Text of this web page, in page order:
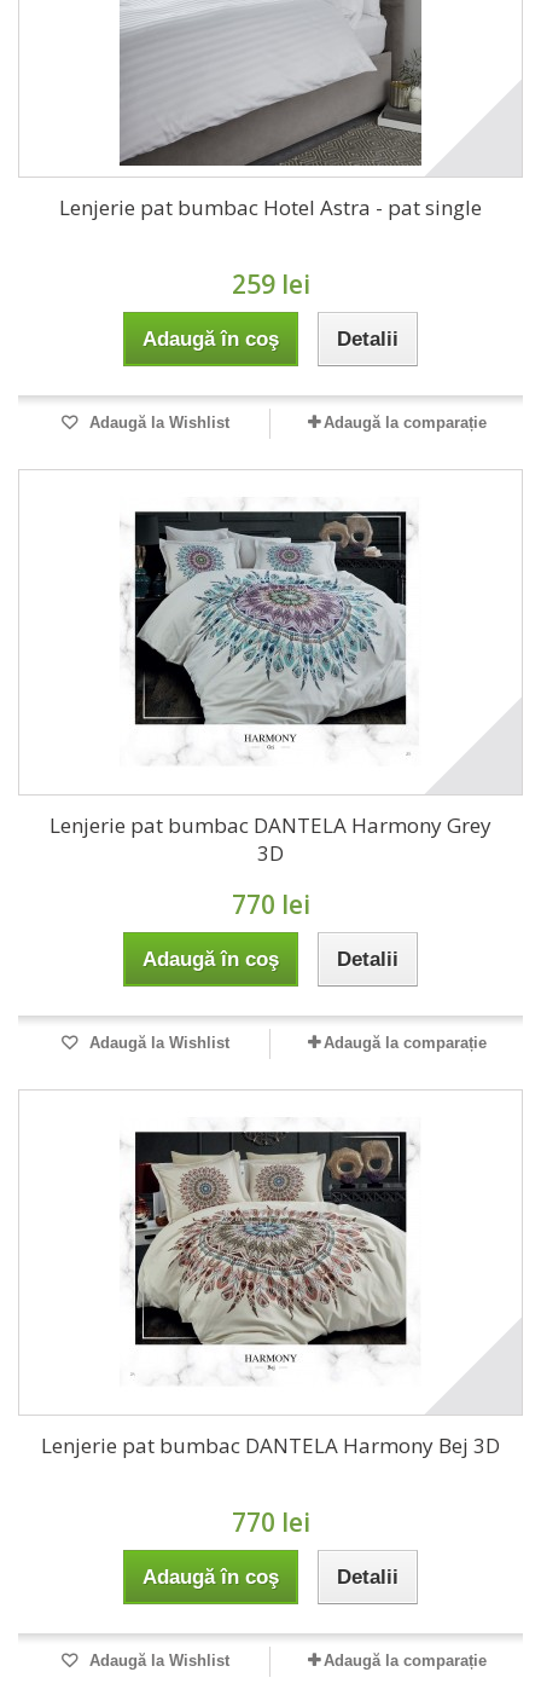
Lenjerie pat bumbac Hotel Astra - pat single
259 lei
Adaugă în coş Detalii
Adaugă la Wishlist Adaugă la comparație
Lenjerie pat bumbac DANTELA Harmony Grey
3D
770 lei
Adaugă în coş Detalii
Adaugă la Wishlist Adaugă la comparație
Lenjerie pat bumbac DANTELA Harmony Bej 3D
770 lei
Adaugă în coş Detalii
Adaugă la Wishlist Adaugă la comparație